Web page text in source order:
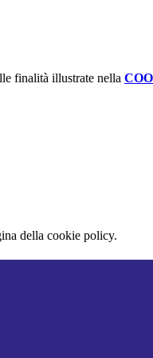
finalità illustrate nella
della cookie policy.